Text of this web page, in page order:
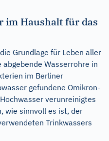
im Haushalt für das
Grundlage für Leben aller
Wasserrohre in
im Berliner
gefundene Omikron-
verunreinigtes
wie sinnvoll es ist, der
Trinkwassers